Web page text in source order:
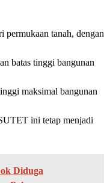
tanah, dengan
batas tinggi bangunan
maksimal bangunan
ini tetap menjadi
Diduga